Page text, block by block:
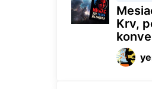
Krv,